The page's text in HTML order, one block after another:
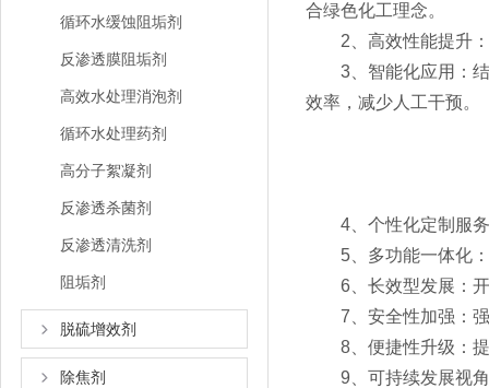
循环水缓蚀阻垢剂
反渗透膜阻垢剂
高效水处理消泡剂
循环水处理药剂
高分子絮凝剂
反渗透杀菌剂
反渗透清洗剂
阻垢剂
脱硫增效剂
除焦剂
合绿色化工理念。
2、高效性能提升：
3、智能化应用：结
效率，减少人工干预。
4、个性化定制服务
5、多功能一体化：
6、长效型发展：开
7、安全性加强：强
8、便捷性升级：提
9、可持续发展视角